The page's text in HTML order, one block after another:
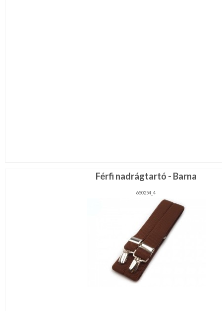
Férfi nadrágtartó - Barna
650254_4